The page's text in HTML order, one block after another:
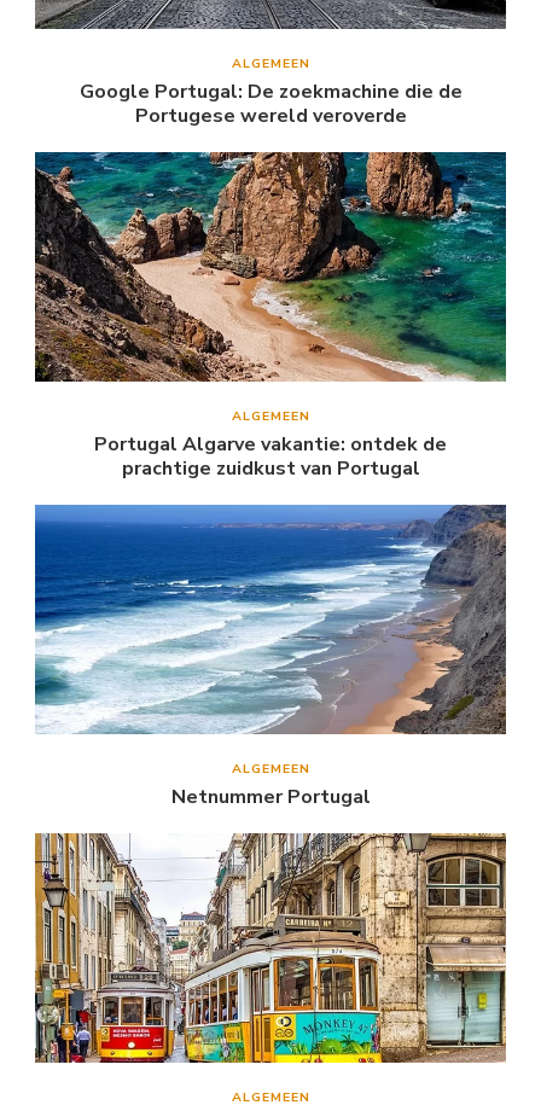
ALGEMEEN
Google Portugal: De zoekmachine die de
Portugese wereld veroverde
ALGEMEEN
Portugal Algarve vakantie: ontdek de
prachtige zuidkust van Portugal
ALGEMEEN
Netnummer Portugal
ALGEMEEN